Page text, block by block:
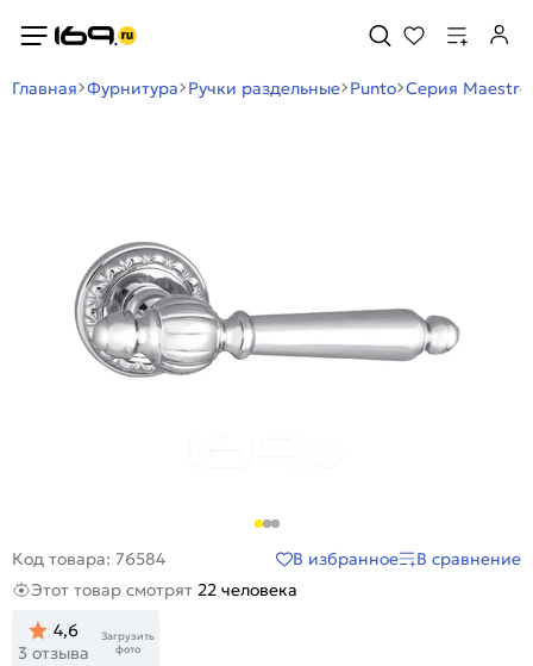
Главная Фурнитура Ручки раздельные Punto Серия Maestro
Код товара: 76584 В избранное
В сравнение
Этот товар смотрят 22 человека
4,6
3 отзыва
Загрузить
фото